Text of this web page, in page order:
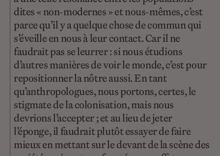
dites « non-modernes » et nous-mêmes, c’est
parce qu’il y a quelque chose de commun qui
s’éveille en nous à leur contact. Car il ne
faudrait pas se leurrer : si nous étudions
d’autres manières de voir le monde, c’est pour
repositionner la nôtre aussi. En tant
qu’anthropologues, nous portons, certes, le
stigmate de la colonisation, mais nous
devrions l’accepter ; et au lieu de jeter
l’éponge, il faudrait plutôt essayer de faire
mieux en mettant sur le devant de la scène des